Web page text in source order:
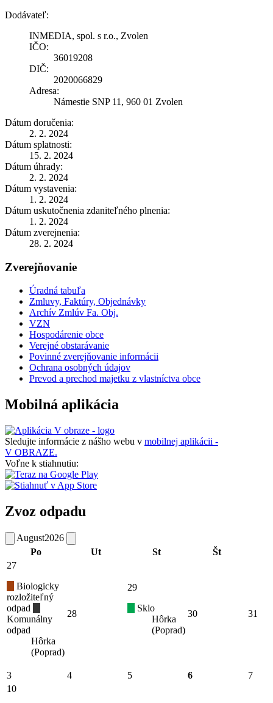
Dodávateľ:
INMEDIA, spol. s r.o., Zvolen
IČO:
36019208
DIČ:
2020066829
Adresa:
Námestie SNP 11, 960 01 Zvolen
Dátum doručenia:
2. 2. 2024
Dátum splatnosti:
15. 2. 2024
Dátum úhrady:
2. 2. 2024
Dátum vystavenia:
1. 2. 2024
Dátum uskutočnenia zdaniteľného plnenia:
1. 2. 2024
Dátum zverejnenia:
28. 2. 2024
Zverejňovanie
Úradná tabuľa
Zmluvy, Faktúry, Objednávky
Archív Zmlúv Fa. Obj.
VZN
Hospodárenie obce
Verejné obstarávanie
Povinné zverejňovanie informácii
Ochrana osobných údajov
Prevod a prechod majetku z vlastníctva obce
Mobilná aplikácia
Sledujte informácie z nášho webu v mobilnej aplikácii -
V OBRAZE.
Voľne k stiahnutiu:
Zvoz odpadu
August2026
Po
Ut St Št
27
Biologicky
rozložiteľný
odpad
Komunálny
odpad
Hôrka
(Poprad)
28
29
Sklo
Hôrka
(Poprad)
30 31
3 4 5 6
7
10